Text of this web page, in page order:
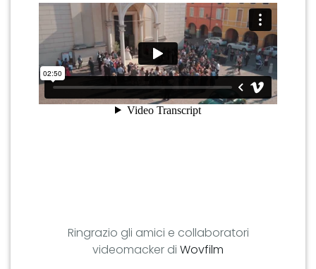
Ringrazio gli amici e collaboratori
videomacker di Wovfilm